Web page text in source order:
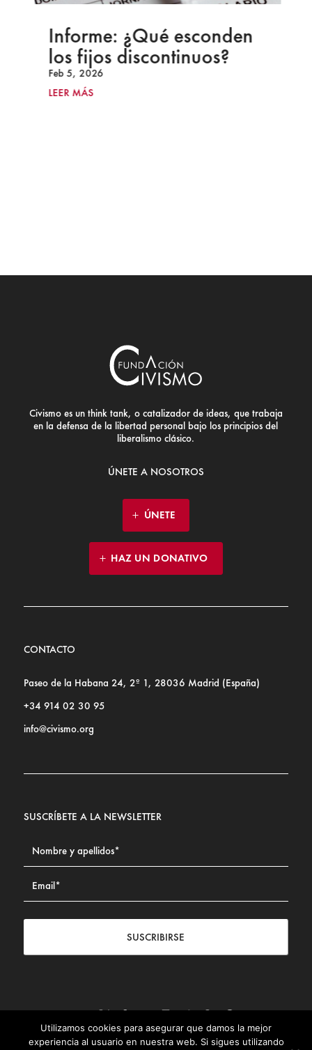
Informe: ¿Qué esconden
los fijos discontinuos?
Feb 5, 2026
LEER MÁS
Civismo es un think tank, o catalizador de ideas, que trabaja
en la defensa de la libertad personal bajo los principios del
liberalismo clásico.
ÚNETE A NOSOTROS
ÚNETE
HAZ UN DONATIVO
CONTACTO
Paseo de la Habana 24, 2º 1, 28036 Madrid (España)
+34 914 02 30 95
info@civismo.org
SUSCRÍBETE A LA NEWSLETTER
SUSCRIBIRSE
Contacto | Aviso legal | Política de privacidad | Política de
Utilizamos cookies para asegurar que damos la mejor
experiencia al usuario en nuestra web. Si sigues utilizando